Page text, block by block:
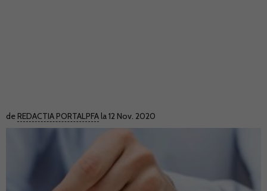
de REDACTIA PORTALPFA la 12 Nov. 2020